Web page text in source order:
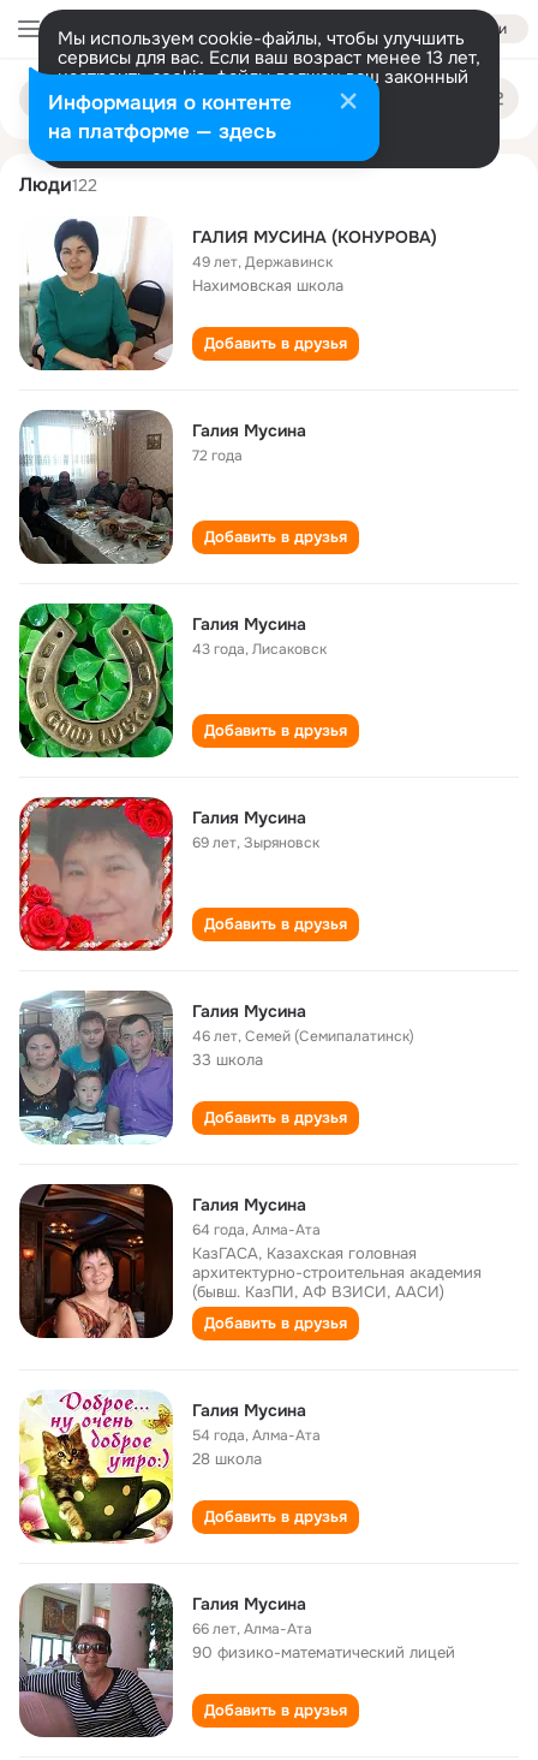
Войти
Мы используем cookie-файлы, чтобы улучшить
сервисы для вас. Если ваш возраст менее 13 лет,
настроить cookie-файлы должен ваш законный
представитель. Больше информации
Разрешить все Настроить
Поиск
людям
galiya musina
Люди122
ГАЛИЯ МУСИНА (КОНУРОВА)
49 лет,Державинск
Нахимовская школа
Добавить в друзья
Галия Мусина
72 года
Добавить в друзья
Галия Мусина
43 года,Лисаковск
Добавить в друзья
Галия Мусина
69 лет,Зыряновск
Добавить в друзья
Галия Мусина
46 лет,Семей (Семипалатинск)
33 школа
Добавить в друзья
Галия Мусина
64 года,Алма-Ата
КазГАСА, Казахская головная
архитектурно-строительная академия
(бывш. КазПИ, АФ ВЗИСИ, ААСИ)
Добавить в друзья
Галия Мусина
54 года,Алма-Ата
28 школа
Добавить в друзья
Галия Мусина
66 лет,Алма-Ата
90 физико-математический лицей
Добавить в друзья
Информация о контенте
на платформе — здесь